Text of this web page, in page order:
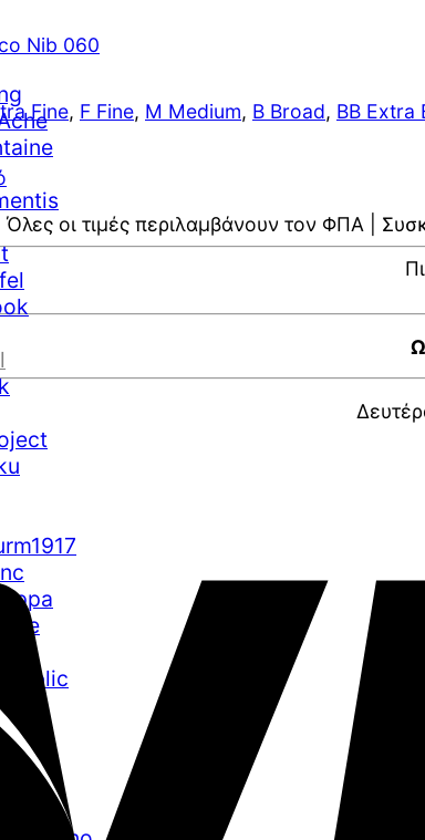
Nib 060
Fine, F Fine, M Medium, B Broad, BB Extra
Όλες οι τιμές περιλαμβάνουν τον ΦΠΑ |